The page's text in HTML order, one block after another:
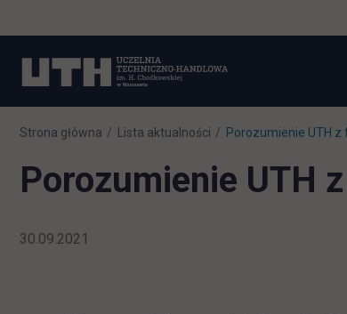
Strona główna Lista aktualności Porozumienie UTH z
Porozumienie UTH
30.09.2021